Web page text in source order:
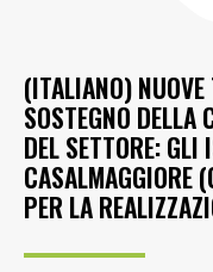
(ITALIANO)
SOSTEGNO DELLA
DEL SETTORE:
CASALMAGGIORE
PER LA